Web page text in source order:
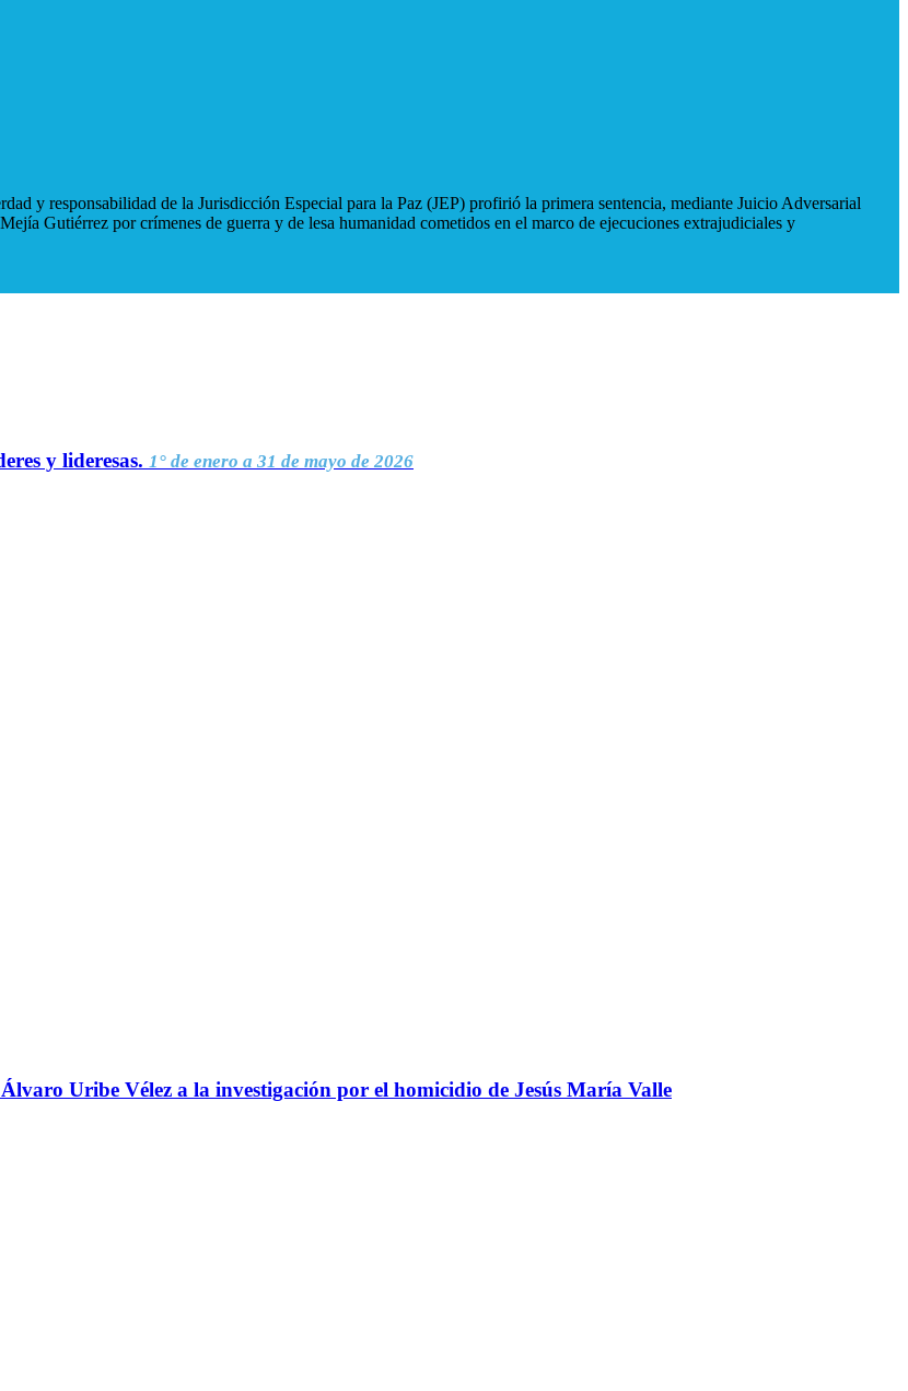
y responsabilidad de la Jurisdicción Especial para la Paz (JEP) profirió la primera sentencia, mediante Juicio Adversarial
Gutiérrez por crímenes de guerra y de lesa humanidad cometidos en el marco de ejecuciones extrajudiciales y
y lideresas. 1° de enero a 31 de mayo de 2026
Uribe Vélez a la investigación por el homicidio de Jesús María Valle